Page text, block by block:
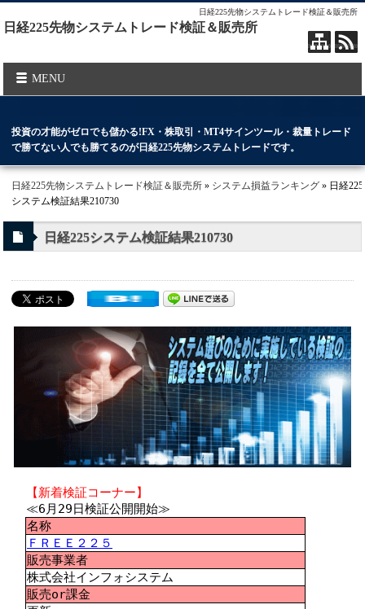
日経225先物システムトレード検証＆販売所
日経225先物システムトレード検証＆販売所
MENU
投資の才能がゼロでも儲かる!FX・株取引・MT4サインツール・裁量トレード
で勝てない人でも勝てるのが日経225先物システムトレードです。
日経225先物システムトレード検証＆販売所 » システム損益ランキング » 日経225
システム検証結果210730
日経225システム検証結果210730